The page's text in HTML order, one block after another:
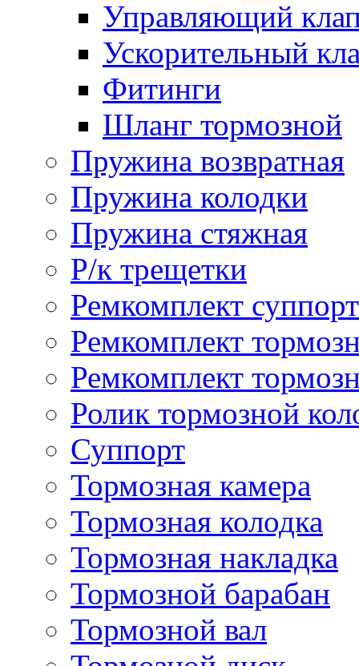
Управляющий
Ускорительный
Фитинги
Шланг тормозной
Пружина возвратная
Пружина колодки
Пружина стяжная
Р/к трещетки
Ремкомплект
Ремкомплект
Ремкомплект
Ролик тормозной
Суппорт
Тормозная камера
Тормозная колодка
Тормозная накладка
Тормозной барабан
Тормозной вал